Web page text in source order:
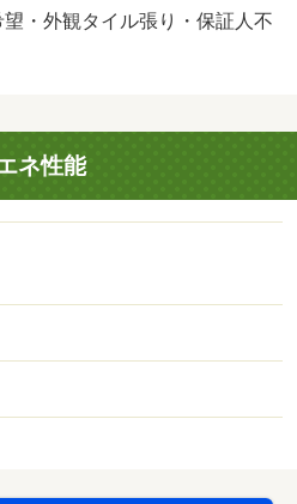
感ありのマンション★都市ガ
・外観タイル張り・保証人不
ネ性能